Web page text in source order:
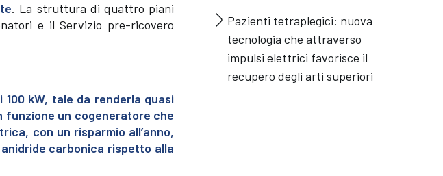
. La struttura di quattro piani
e il Servizio pre-ricovero
kW, tale da renderla quasi
funzione un cogeneratore che
con un risparmio all’anno,
carbonica rispetto alla
Pazienti tetraplegici: nuova
tecnologia che attraverso
impulsi elettrici favorisce il
recupero degli arti superiori